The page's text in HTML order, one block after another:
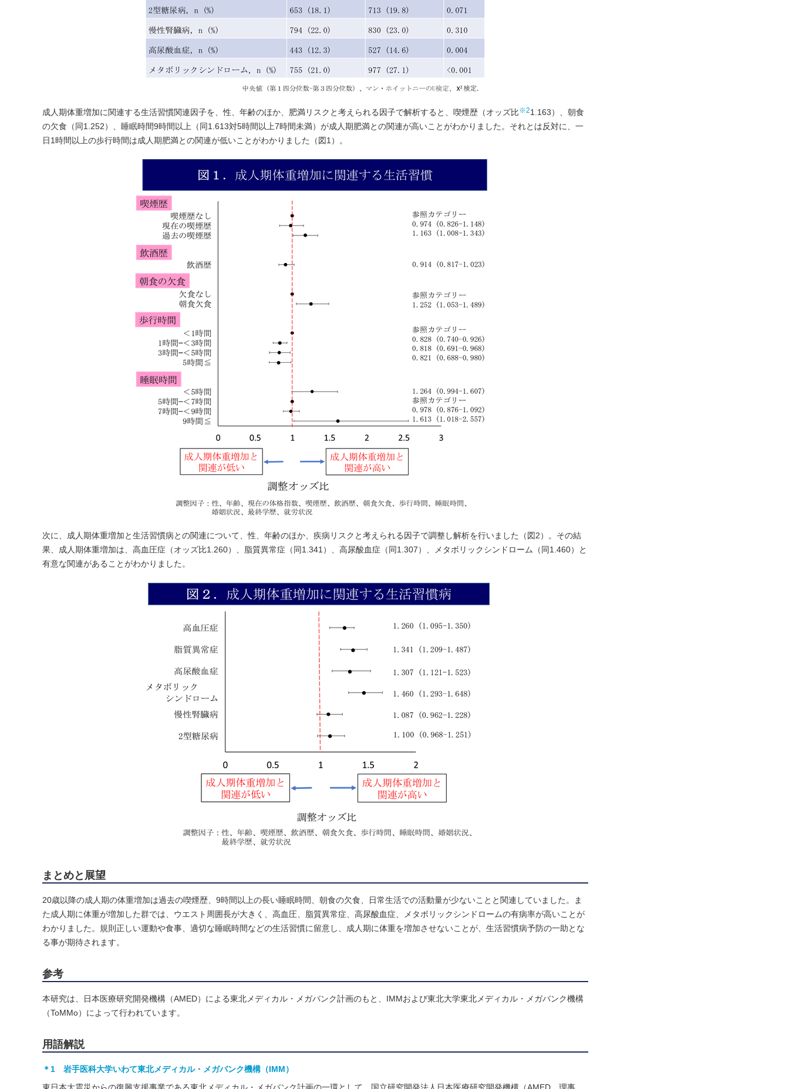
成人期体重増加に関連する生活習慣関連因子を、性、年齢のほか、肥満リスクと考えられる因子で解析すると、喫煙歴（オッズ比※21.163）、朝食
の欠食（同1.252）、睡眠時間9時間以上（同1.613対5時間以上7時間未満）が成人期肥満との関連が高いことがわかりました。それとは反対に、一
日1時間以上の歩行時間は成人期肥満との関連が低いことがわかりました（図1）。
次に、成人期体重増加と生活習慣病との関連について、性、年齢のほか、疾病リスクと考えられる因子で調整し解析を行いました（図2）。その結
果、成人期体重増加は、高血圧症（オッズ比1.260）、脂質異常症（同1.341）、高尿酸血症（同1.307）、メタボリックシンドローム（同1.460）と
有意な関連があることがわかりました。
まとめと展望
20歳以降の成人期の体重増加は過去の喫煙歴、9時間以上の長い睡眠時間、朝食の欠食、日常生活での活動量が少ないことと関連していました。ま
た成人期に体重が増加した群では、ウエスト周囲長が大きく、高血圧、脂質異常症、高尿酸血症、メタボリックシンドロームの有病率が高いことが
わかりました。規則正しい運動や食事、適切な睡眠時間などの生活習慣に留意し、成人期に体重を増加させないことが、生活習慣病予防の一助とな
る事が期待されます。
参考
本研究は、日本医療研究開発機構（AMED）による東北メディカル・メガバンク計画のもと、IMMおよび東北大学東北メディカル・メガバンク機構
（ToMMo）によって行われています。
用語解説
＊1 岩手医科大学いわて東北メディカル・メガバンク機構（IMM）